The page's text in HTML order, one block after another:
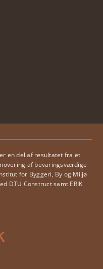
en del af resultatet fra et
af bevaringsværdige
for Byggeri, By og Miljø
DTU Construct samt ERIK